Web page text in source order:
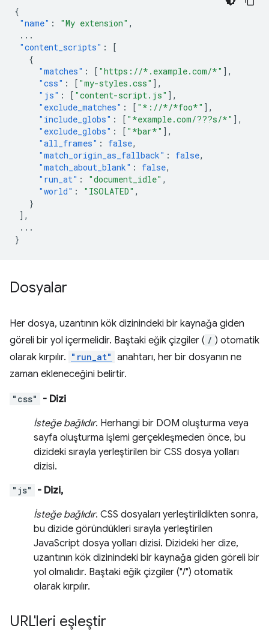
{
"name" : "My extension" ,
...
"content_scripts" :
[
{
"matches" : [ "https://*.example.com/*" ],
"css" : [ "my-styles.css" ],
"js" : [ "content-script.js" ],
"exclude_matches" : [ "*://*/*foo*" ],
"include_globs" : [ "*example.com/???s/*" ],
"exclude_globs" : [ "*bar*" ],
"all_frames" : false,
"match_origin_as_fallback" : false,
"match_about_blank" : false,
"run_at" : "document_idle" ,
"world" : "ISOLATED" ,
}
],
...
}
Dosyalar
Her dosya, uzantının kök dizinindeki bir kaynağa giden
göreli bir yol içermelidir. Baştaki eğik çizgiler ( / ) otomatik
olarak kırpılır. "run_at" anahtarı, her bir dosyanın ne
zaman ekleneceğini belirtir.
"css"
- Dizi
İsteğe bağlıdır. Herhangi bir DOM oluşturma veya
sayfa oluşturma işlemi gerçekleşmeden önce, bu
dizideki sırayla yerleştirilen bir CSS dosya yolları
dizisi.
"js"
- Dizi,
İsteğe bağlıdır. CSS dosyaları yerleştirildikten sonra,
bu dizide göründükleri sırayla yerleştirilen
JavaScript dosya yolları dizisi. Dizideki her dize,
uzantının kök dizinindeki bir kaynağa giden göreli bir
yol olmalıdır. Baştaki eğik çizgiler ("/") otomatik
olarak kırpılır.
URL'leri eşleştir